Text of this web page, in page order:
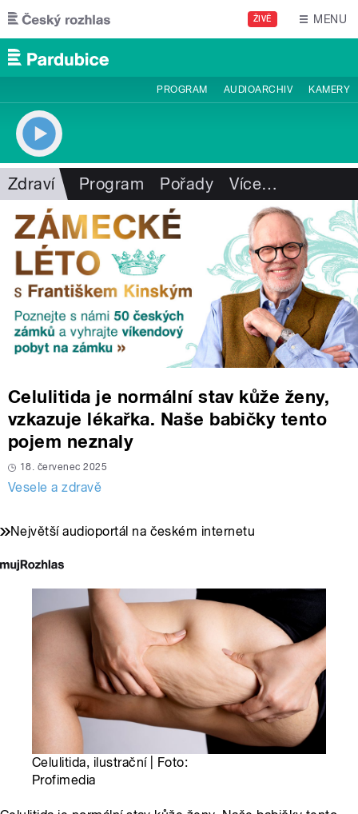
Přejít k hlavnímu obsahu
ŽIVĚ MENU
PROGRAM AUDIOARCHIV KAMERY
Zdraví Program Pořady Více…
Celulitida je normální stav kůže ženy,
vzkazuje lékařka. Naše babičky tento
pojem neznaly
18. červenec 2025
Vesele a zdravě
Největší audioportál na českém internetu
Celulitida, ilustrační | Foto:
Profimedia